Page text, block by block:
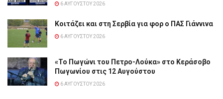
6 ΑΥΓΟΎΣΤΟΥ 2026
Κοιτάζει και στη Σερβία για φορ ο ΠΑΣ Γιάννινα
6 ΑΥΓΟΎΣΤΟΥ 2026
«Το Πωγώνι του Πετρο-Λούκα» στο Κεράσοβο
Πωγωνίου στις 12 Αυγούστου
6 ΑΥΓΟΎΣΤΟΥ 2026